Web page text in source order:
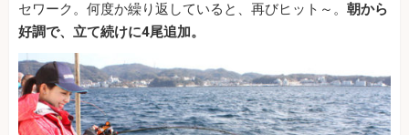
セワーク。何度か繰り返していると、再びヒット～。 朝から
好調で、立て続けに4尾追加。